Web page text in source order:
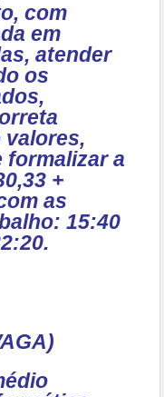
com
em
atender
os
valores,
formalizar a
+
as
15:40